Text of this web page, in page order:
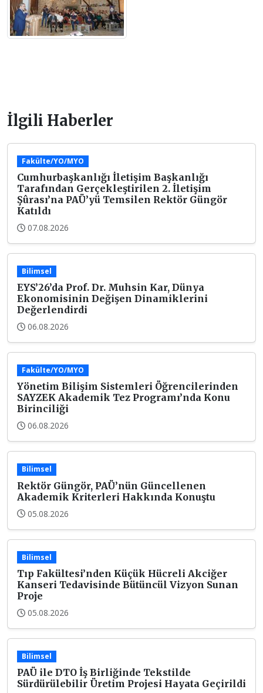
İlgili Haberler
Fakülte/YO/MYO
Cumhurbaşkanlığı İletişim Başkanlığı
Tarafından Gerçekleştirilen 2. İletişim
Şûrası’na PAÜ’yü Temsilen Rektör Güngör
Katıldı
07.08.2026
Bilimsel
EYS’26’da Prof. Dr. Muhsin Kar, Dünya
Ekonomisinin Değişen Dinamiklerini
Değerlendirdi
06.08.2026
Fakülte/YO/MYO
Yönetim Bilişim Sistemleri Öğrencilerinden
SAYZEK Akademik Tez Programı’nda Konu
Birinciliği
06.08.2026
Bilimsel
Rektör Güngör, PAÜ’nün Güncellenen
Akademik Kriterleri Hakkında Konuştu
05.08.2026
Bilimsel
Tıp Fakültesi’nden Küçük Hücreli Akciğer
Kanseri Tedavisinde Bütüncül Vizyon Sunan
Proje
05.08.2026
Bilimsel
PAÜ ile DTO İş Birliğinde Tekstilde
Sürdürülebilir Üretim Projesi Hayata Geçirildi